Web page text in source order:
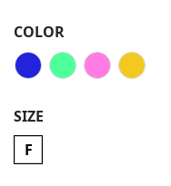
COLOR
SIZE
F